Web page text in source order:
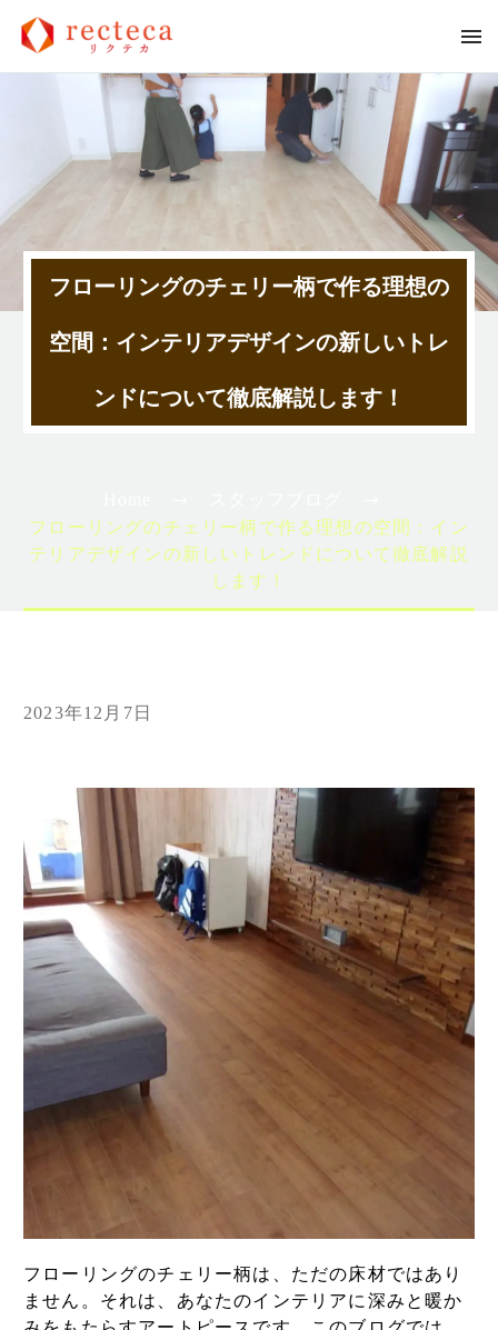
フローリングのチェリー柄で作る理想の
空間：インテリアデザインの新しいトレ
ンドについて徹底解説します！
フローリングのチェリー柄で作る理想の空間：イン
テリアデザインの新しいトレンドについて徹底解説
します！
2023年12月7日
フローリングのチェリー柄は、ただの床材ではあり
ません。それは、あなたのインテリアに深みと暖か